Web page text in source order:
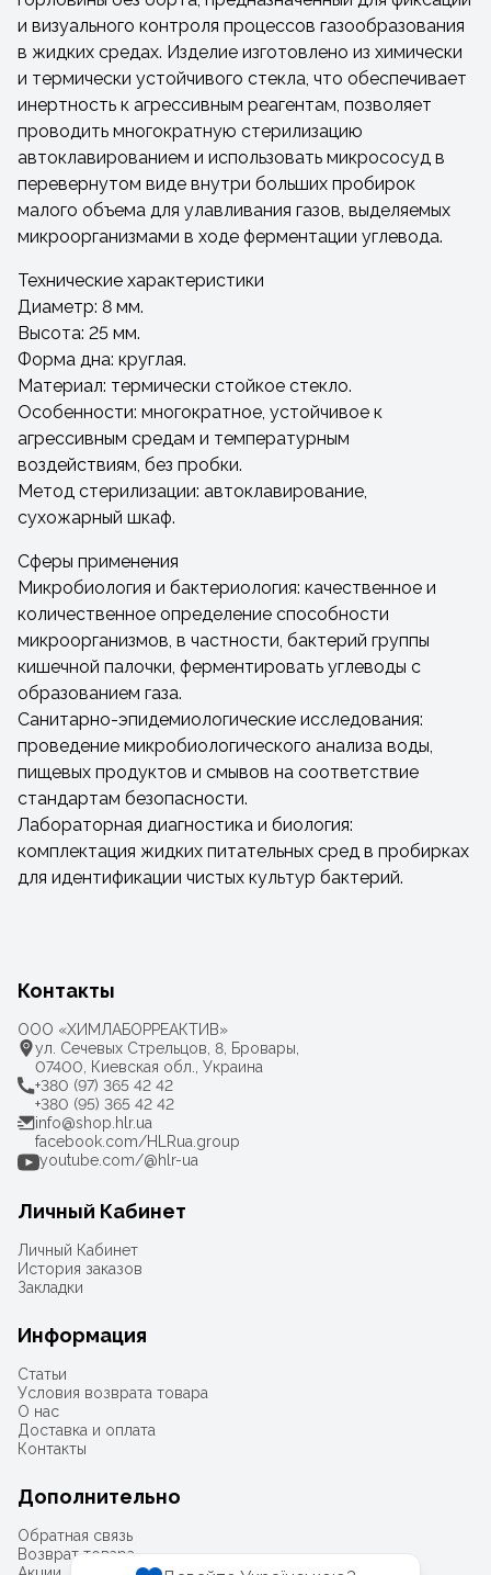
и визуального контроля процессов газообразования
в жидких средах. Изделие изготовлено из химически
и термически устойчивого стекла, что обеспечивает
инертность к агрессивным реагентам, позволяет
проводить многократную стерилизацию
автоклавированием и использовать микрососуд в
перевернутом виде внутри больших пробирок
малого объема для улавливания газов, выделяемых
микроорганизмами в ходе ферментации углевода.
Технические характеристики
Диаметр: 8 мм.
Высота: 25 мм.
Форма дна: круглая.
Материал: термически стойкое стекло.
Особенности: многократное, устойчивое к
агрессивным средам и температурным
воздействиям, без пробки.
Метод стерилизации: автоклавирование,
сухожарный шкаф.
Сферы применения
Микробиология и бактериология: качественное и
количественное определение способности
микроорганизмов, в частности, бактерий группы
кишечной палочки, ферментировать углеводы с
образованием газа.
Санитарно-эпидемиологические исследования:
проведение микробиологического анализа воды,
пищевых продуктов и смывов на соответствие
стандартам безопасности.
Лабораторная диагностика и биология:
комплектация жидких питательных сред в пробирках
для идентификации чистых культур бактерий.
Контакты
ООО «ХИМЛАБОРРЕАКТИВ»
ул. Сечевых Стрельцов, 8, Бровары,
07400, Киевская обл., Украина
+380 (97) 365 42 42
+380 (95) 365 42 42
info@shop.hlr.ua
facebook.com/HLRua.group
youtube.com/@hlr-ua
Личный Кабинет
Личный Кабинет
История заказов
Закладки
Информация
Статьи
Условия возврата товара
О нас
Доставка и оплата
Контакты
Дополнительно
Обратная связь
Возврат товара